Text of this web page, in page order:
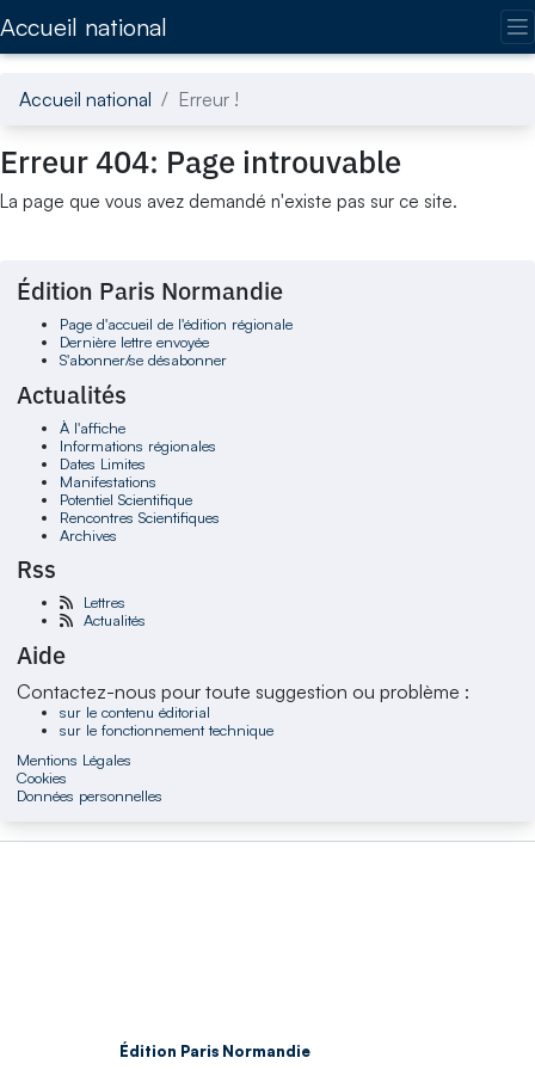
Accueil national
Accueil national Erreur !
Erreur 404: Page introuvable
La page que vous avez demandé n'existe pas sur ce site.
Édition Paris Normandie
Page d'accueil de l'édition régionale
Dernière lettre envoyée
S'abonner/se désabonner
Actualités
À l'affiche
Informations régionales
Dates Limites
Manifestations
Potentiel Scientifique
Rencontres Scientifiques
Archives
Rss
Lettres
Actualités
Aide
Contactez-nous pour toute suggestion ou problème :
sur le contenu éditorial
sur le fonctionnement technique
Mentions Légales
Cookies
Données personnelles
Édition Paris Normandie